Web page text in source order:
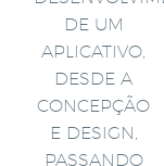
DE UM
APLICATIVO,
DESDE A
CONCEPÇÃO
E DESIGN,
PASSANDO